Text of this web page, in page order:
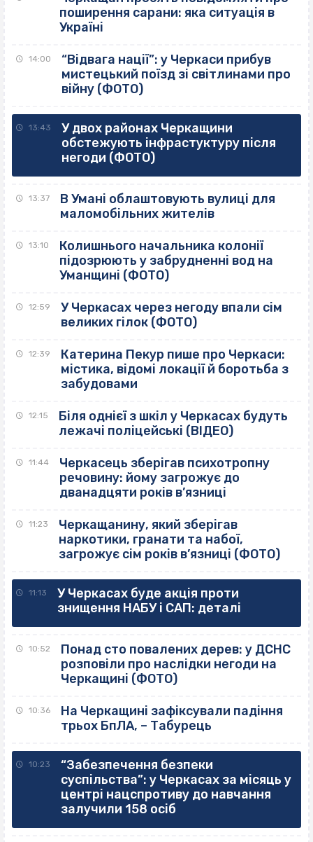
поширення сарани: яка ситуація в
Україні
14:00
“Відвага нації”: у Черкаси прибув
мистецький поїзд зі світлинами про
війну (ФОТО)
13:43
У двох районах Черкащини
обстежують інфрастуктуру після
негоди (ФОТО)
13:37
В Умані облаштовують вулиці для
маломобільних жителів
13:10
Колишнього начальника колонії
підозрюють у забрудненні вод на
Уманщині (ФОТО)
12:59
У Черкасах через негоду впали сім
великих гілок (ФОТО)
12:39
Катерина Пекур пише про Черкаси:
містика, відомі локації й боротьба з
забудовами
12:15
Біля однієї з шкіл у Черкасах будуть
лежачі поліцейські (ВІДЕО)
11:44
Черкасець зберігав психотропну
речовину: йому загрожує до
дванадцяти років в’язниці
11:23
Черкащанину, який зберігав
наркотики, гранати та набої,
загрожує сім років в’язниці (ФОТО)
11:13
У Черкасах буде акція проти
знищення НАБУ і САП: деталі
10:52
Понад сто повалених дерев: у ДСНС
розповіли про наслідки негоди на
Черкащині (ФОТО)
10:36
На Черкащині зафіксували падіння
трьох БпЛА, – Табурець
10:23
“Забезпечення безпеки
суспільства”: у Черкасах за місяць у
центрі нацспротиву до навчання
залучили 158 осіб